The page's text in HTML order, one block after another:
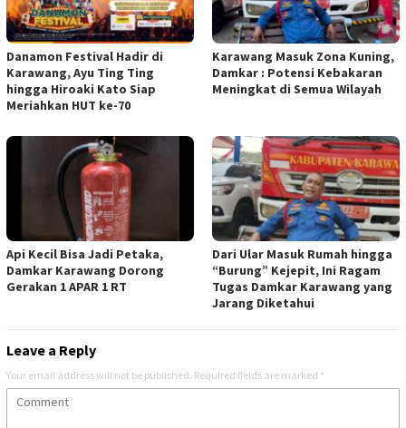
Danamon Festival Hadir di
Karawang, Ayu Ting Ting
hingga Hiroaki Kato Siap
Meriahkan HUT ke-70
Karawang Masuk Zona Kuning,
Damkar : Potensi Kebakaran
Meningkat di Semua Wilayah
Api Kecil Bisa Jadi Petaka,
Damkar Karawang Dorong
Gerakan 1 APAR 1 RT
Dari Ular Masuk Rumah hingga
“Burung” Kejepit, Ini Ragam
Tugas Damkar Karawang yang
Jarang Diketahui
Leave a Reply
Your email address will not be published. Required fields are marked *